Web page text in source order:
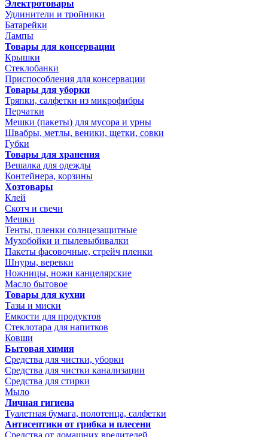
Электротовары
Удлинители и тройники
Батарейки
Лампы
Товары для консервации
Крышки
Стеклобанки
Приспособления для консервации
Товары для уборки
Тряпки, салфетки из микрофибры
Перчатки
Мешки (пакеты) для мусора и урны
Швабры, метлы, веники, щетки, совки
Губки
Товары для хранения
Вешалка для одежды
Контейнера, корзины
Хозтовары
Клей
Скотч и свечи
Мешки
Тенты, пленки солнцезащитные
Мухобойки и пылевыбивалки
Пакеты фасовочные, стрейч пленки
Шнуры, веревки
Ножницы, ножи канцелярские
Масло бытовое
Товары для кухни
Тазы и миски
Емкости для продуктов
Стеклотара для напитков
Ковши
Бытовая химия
Средства для чистки, уборки
Средства для чистки канализации
Средства для стирки
Мыло
Личная гигиена
Туалетная бумага, полотенца, салфетки
Антисептики от грибка и плесени
Средства от домашних вредителей